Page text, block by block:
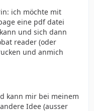
ich möchte mit
eine pdf datei
und sich dann
reader (oder
und anmich
kann mir bei meinem
Idee (ausser